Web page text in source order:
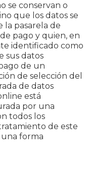
se conservan o
que los datos se
la pasarela de
pago y quien, en
identificado como
sus datos
de un
de selección del
de datos
está
por una
todos los
de este
forma